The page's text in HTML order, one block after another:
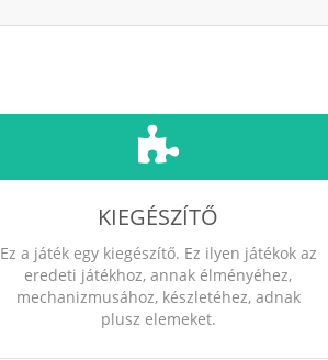
KIEGÉSZÍTŐ
Ez a játék egy kiegészítő. Ez ilyen játékok az
eredeti játékhoz, annak élményéhez,
mechanizmusához, készletéhez, adnak
plusz elemeket.